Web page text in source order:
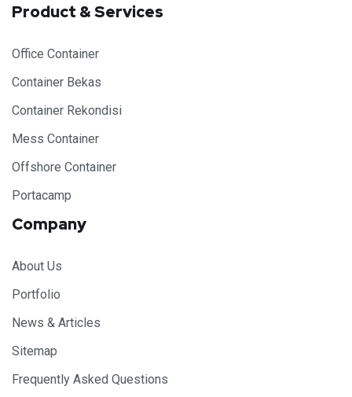
Product & Services
Office Container
Container Bekas
Container Rekondisi
Mess Container
Offshore Container
Portacamp
Company
About Us
Portfolio
News & Articles
Sitemap
Frequently Asked Questions